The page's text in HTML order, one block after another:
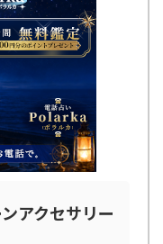
アクセサリー